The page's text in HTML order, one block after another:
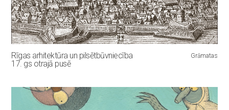
Rīgas arhitektūra un pilsētbūvniecība
17. gs otrajā pusē
Grāmatas